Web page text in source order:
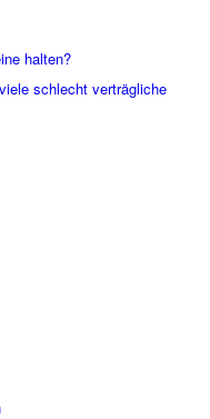
halten?
schlecht verträgliche